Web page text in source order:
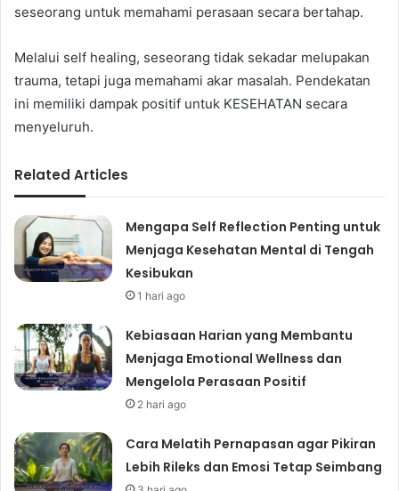
seseorang untuk memahami perasaan secara bertahap.
Melalui self healing, seseorang tidak sekadar melupakan
trauma, tetapi juga memahami akar masalah. Pendekatan
ini memiliki dampak positif untuk KESEHATAN secara
menyeluruh.
Related Articles
Mengapa Self Reflection Penting untuk
Menjaga Kesehatan Mental di Tengah
Kesibukan
1 hari ago
Kebiasaan Harian yang Membantu
Menjaga Emotional Wellness dan
Mengelola Perasaan Positif
2 hari ago
Cara Melatih Pernapasan agar Pikiran
Lebih Rileks dan Emosi Tetap Seimbang